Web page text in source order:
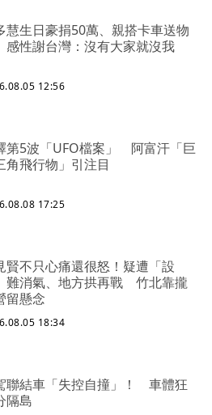
慧生日豪捐50萬、親搭卡車送物
性謝台灣：沒有大家就沒我
12:56
第5波「UFO檔案」 阿富汗「巨
角飛行物」引注目
17:25
賢不只心痛還很怒！疑遭「設
難消氣、地方拱再戰 竹北靠攏
留懸念
18:34
聯結車「失控自撞」！ 車體狂
隔島